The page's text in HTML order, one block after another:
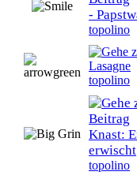
-
topolino
0
Lasagne
topolino
0
Knast:
erwischt
topolino
0